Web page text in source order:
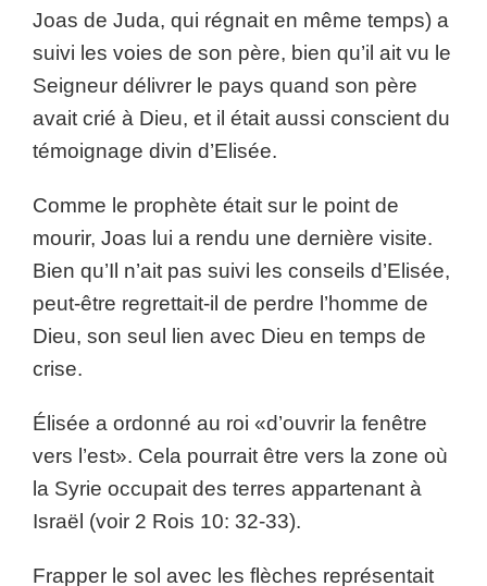
Joas de Juda, qui régnait en même temps) a
suivi les voies de son père, bien qu’il ait vu le
Seigneur délivrer le pays quand son père
avait crié à Dieu, et il était aussi conscient du
témoignage divin d’Elisée.
Comme le prophète était sur le point de
mourir, Joas lui a rendu une dernière visite.
Bien qu’Il n’ait pas suivi les conseils d’Elisée,
peut-être regrettait-il de perdre l’homme de
Dieu, son seul lien avec Dieu en temps de
crise.
Élisée a ordonné au roi «d’ouvrir la fenêtre
vers l’est». Cela pourrait être vers la zone où
la Syrie occupait des terres appartenant à
Israël (voir 2 Rois 10: 32-33).
Frapper le sol avec les flèches représentait